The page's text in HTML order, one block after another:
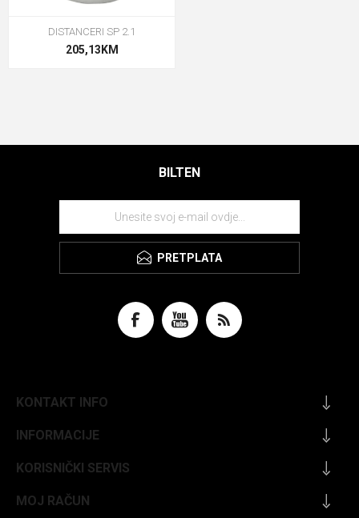
DISTANCERI SP 2.1
205,13KM
BILTEN
PRETPLATA
KONTAKT INFO
INFORMACIJE
KORISNIČKI SERVIS
MOJ RAČUN